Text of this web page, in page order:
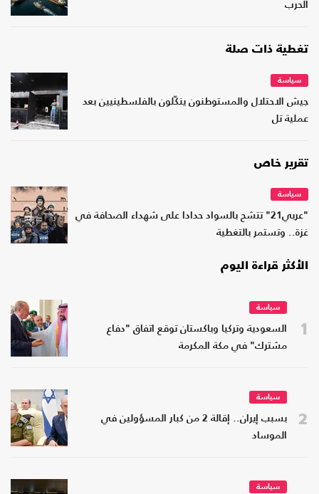
الحرب
تغطية ذات صلة
سياسة
جيش الاحتلال والمستوطنون ينكّلون بالفلسطينيين بعد
عملية تل
تقرير خاص
سياسة
"عربي21" تتشح بالسواد حدادا على شهداء الصحافة في
غزة.. وتستمر بالتغطية
الأكثر قراءة اليوم
1
سياسة
السعودية وتركيا وباكستان توقع اتفاق "دفاع
مشترك" في مكة المكرمة
2
سياسة
بسبب إيران.. إقالة 2 من كبار المسؤولين في
الموساد
سياسة